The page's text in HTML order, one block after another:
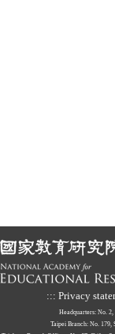
::: Privacy
Headquarters: No. 2,
Taipei Branch: No. 179,